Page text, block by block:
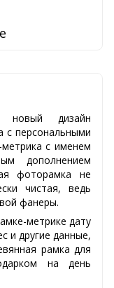
новый дизайн
с персональными
с именем
дополнением
фоторамка не
чистая, ведь
фанеры.
метрике дату
и другие данные,
рамка для
на день